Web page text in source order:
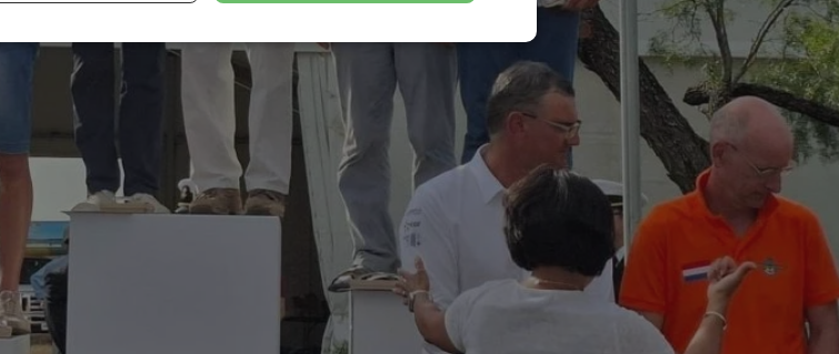
Targetowanie Funkcjonalność Niesklasyfikowane
Targetowanie Funkcjonalność Niesklasyfikowane
funkcji strony internetowej, takich jak logowanie użytkownika i
nie można prawidłowo korzystać ze strony internetowej.
Okres
przechowywania
1 rok
Ten plik cookie przechowuje identyfikator sesji.